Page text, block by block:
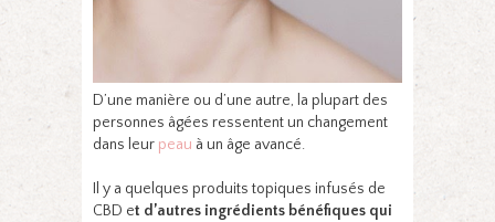
D’une manière ou d’une autre, la plupart des
personnes âgées ressentent un changement
dans leur peau à un âge avancé.
Il y a quelques produits topiques infusés de
CBD et d’autres ingrédients bénéfiques qui